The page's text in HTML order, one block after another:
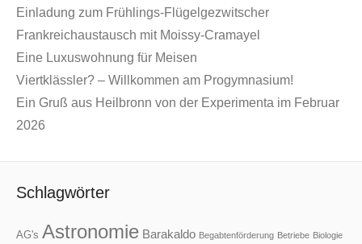
Einladung zum Frühlings-Flügelgezwitscher
Frankreichaustausch mit Moissy-Cramayel
Eine Luxuswohnung für Meisen
Viertklässler? – Willkommen am Progymnasium!
Ein Gruß aus Heilbronn von der Experimenta im Februar
2026
Schlagwörter
AG's Astronomie Barakaldo Begabtenförderung Betriebe Biologie